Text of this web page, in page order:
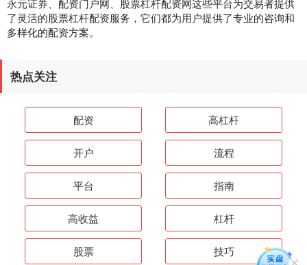
永元证券、配资门户网、股票杠杆配资网这些平台为交易者提供
了灵活的股票杠杆配资服务，它们都为用户提供了专业的咨询和
多样化的配资方案。
热点关注
配资 高杠杆
开户 流程
平台 指南
高收益 杠杆
股票 技巧